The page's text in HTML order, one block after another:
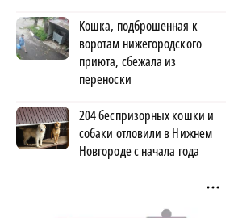
Фото: Александр Воложанин
Кошка, подброшенная к
воротам нижегородского
приюта, сбежала из
переноски
204 беспризорных кошки и
собаки отловили в Нижнем
Новгороде с начала года